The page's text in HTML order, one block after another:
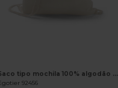
Saco tipo mochila 100% algodão (103 g/m²)
92456